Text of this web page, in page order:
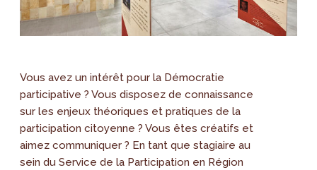
Vous avez un intérêt pour la Démocratie
participative ? Vous disposez de connaissance
sur les enjeux théoriques et pratiques de la
participation citoyenne ? Vous êtes créatifs et
aimez communiquer ? En tant que stagiaire au
sein du Service de la Participation en Région